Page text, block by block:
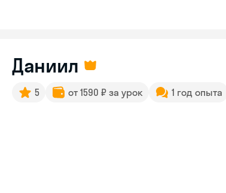
Даниил
5 от 1590 ₽ за урок 1 год опыта